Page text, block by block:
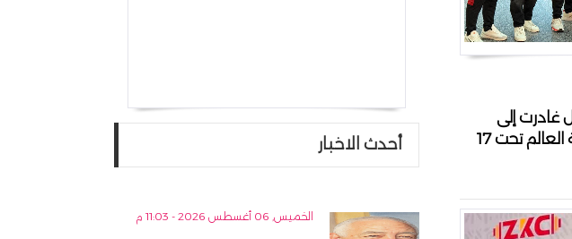
غادرت إلى
كولومبيا للمشاركة في بطولة العالم تحت 17
أحدث الاخبار
الخميس, 06 أغسطس 2026 - 11:03 م